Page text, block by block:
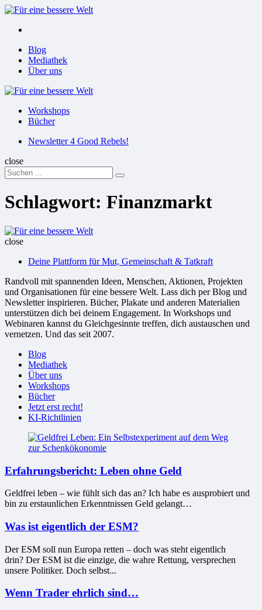
Menu
Menu
Blog
Mediathek
Über uns
Für
Workshops
Bücher
SuchenNewsletter 4 Good Rebels!
close
Search
for:
Suchen
Schlagwort: Finanzmarkt
Für
Welt
close
Deine Plattform für Mut, Gemeinschaft & Tatkraft
Randvoll mit spannenden Ideen, Menschen, Aktionen, Projekten
und Organisationen für eine bessere Welt. Lass dich per Blog und
Newsletter inspirieren. Bücher, Plakate und anderen Materialien
unterstützen dich bei deinem Engagement. In Workshops und
Webinaren kannst du Gleichgesinnte treffen, dich austauschen und
vernetzen. Und das seit 2007.
Blog
Mediathek
Über uns
Workshops
Bücher
Jetzt erst recht!
KI-Richtlinien
Erfahrungsbericht: Leben ohne Geld
Geldfrei leben – wie fühlt sich das an? Ich habe es ausprobiert und
bin zu erstaunlichen Erkenntnissen Geld gelangt…
Was ist eigentlich der ESM?
Der ESM soll nun Europa retten – doch was steht eigentlich
drin? Der ESM ist die einzige, die wahre Rettung, versprechen
unsere Politiker. Doch selbst...
Wenn Trader ehrlich sind…